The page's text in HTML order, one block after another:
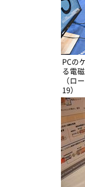
PCの
る電
（ロ
19）